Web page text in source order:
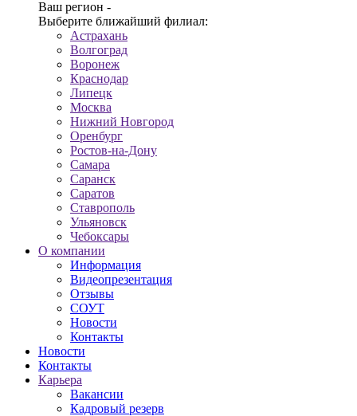
Ваш регион -
Выберите ближайший филиал:
Астрахань
Волгоград
Воронеж
Краснодар
Липецк
Москва
Нижний Новгород
Оренбург
Ростов-на-Дону
Самара
Саранск
Саратов
Ставрополь
Ульяновск
Чебоксары
О компании
Информация
Видеопрезентация
Отзывы
СОУТ
Новости
Контакты
Новости
Контакты
Карьера
Вакансии
Кадровый резерв